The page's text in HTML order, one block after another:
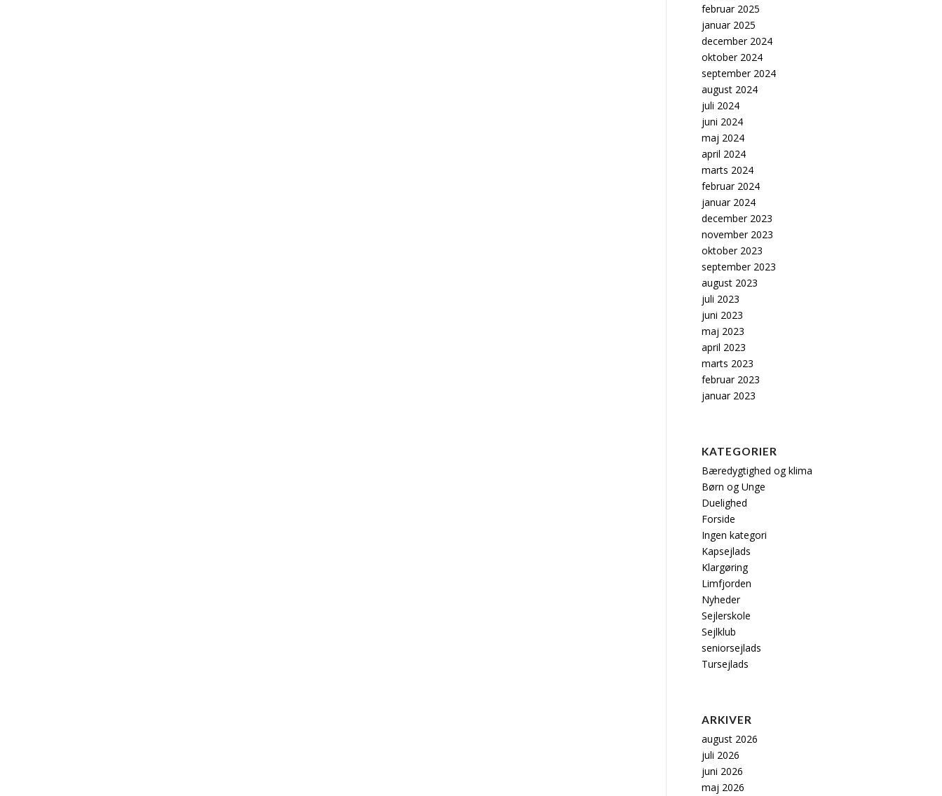
februar 2025
januar 2025
december 2024
oktober 2024
september 2024
august 2024
juli 2024
juni 2024
maj 2024
april 2024
marts 2024
februar 2024
januar 2024
december 2023
november 2023
oktober 2023
september 2023
august 2023
juli 2023
juni 2023
maj 2023
april 2023
marts 2023
februar 2023
januar 2023
KATEGORIER
Bæredygtighed og klima
Børn og Unge
Duelighed
Forside
Ingen kategori
Kapsejlads
Klargøring
Limfjorden
Nyheder
Sejlerskole
Sejlklub
seniorsejlads
Tursejlads
ARKIVER
august 2026
juli 2026
juni 2026
maj 2026